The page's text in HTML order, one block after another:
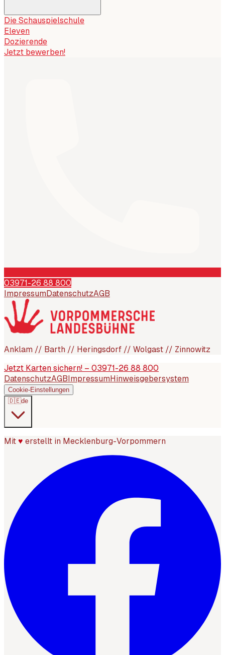
Die Schauspielschule
Eleven
Dozierende
Jetzt bewerben!
03971-26 88 800
Impressum DatenschutzAGB
Anklam // Barth // Heringsdorf // Wolgast // Zinnowitz
Jetzt Karten sichern! – 03971-26 88 800
DatenschutzAGB ImpressumHinweisgebersystem
Cookie-Einstellungen
🇩🇪de
Mit ♥ erstellt in Mecklenburg-Vorpommern